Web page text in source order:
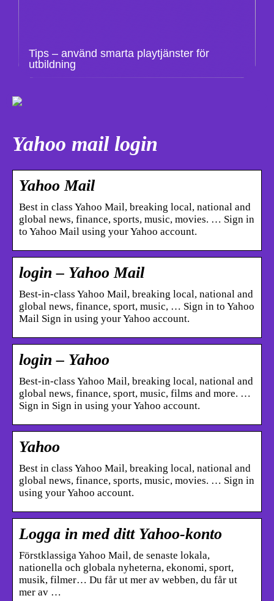
Tips – använd smarta playtjänster för
utbildning
Yahoo mail login
Yahoo Mail
Best in class Yahoo Mail, breaking local, national and
global news, finance, sports, music, movies. … Sign in
to Yahoo Mail using your Yahoo account.
login – Yahoo Mail
Best-in-class Yahoo Mail, breaking local, national and
global news, finance, sport, music, … Sign in to Yahoo
Mail Sign in using your Yahoo account.
login – Yahoo
Best-in-class Yahoo Mail, breaking local, national and
global news, finance, sport, music, films and more. …
Sign in Sign in using your Yahoo account.
Yahoo
Best in class Yahoo Mail, breaking local, national and
global news, finance, sports, music, movies. … Sign in
using your Yahoo account.
Logga in med ditt Yahoo-konto
Förstklassiga Yahoo Mail, de senaste lokala,
nationella och globala nyheterna, ekonomi, sport,
musik, filmer… Du får ut mer av webben, du får ut
mer av …